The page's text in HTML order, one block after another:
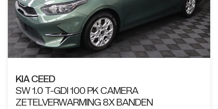
KIA CEED
SW 1.0 T-GDI 100 PK CAMERA
ZETELVERWARMING 8X BANDEN